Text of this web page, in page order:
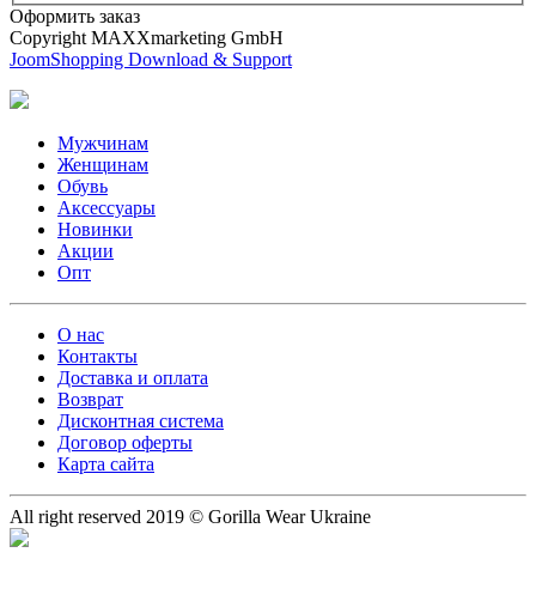
Оформить заказ
Copyright MAXXmarketing GmbH
JoomShopping Download & Support
Мужчинам
Женщинам
Обувь
Аксессуары
Новинки
Акции
Опт
О нас
Контакты
Доставка и оплата
Возврат
Дисконтная система
Договор оферты
Карта сайта
All right reserved 2019 © Gorilla Wear Ukraine